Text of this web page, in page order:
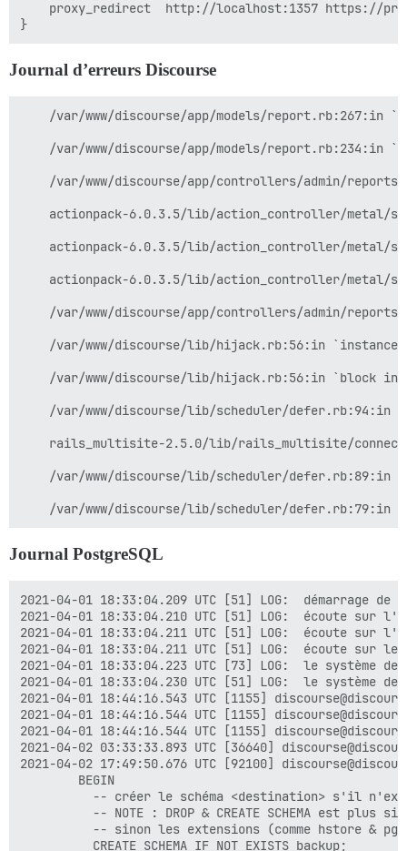
expose:
params:
  db_default_text_search_config: "pg_catalog.english"
## Définir db_shared_buffers à 1/3 de la mémoire
## sur une installation de 1 Go, réglez à 128 Mo
  db_shared_buffers: "512MB"
## Quelle révision Git ce conteneur doit-il
  #version: tests-passed
  LANG: en_US.UTF-8
## TODO : Combien de requêtes web simultanées sont
## Avec 2 Go, nous recommandons 3-4 workers, avec
  UNICORN_WORKERS: 3
## lors de l'inscription initiale, exemple
DISCOURSE_DEVELOPER_EMAILS:
  ##
## TODO : Le nom de domaine auquel cette instance
  DISCOURSE_RELATIVE_URL_ROOT: /ask
DISCOURSE_HOSTNAME: "privitevps.ga" # changez ce
## TODO : Le serveur de messagerie que cette
proxy_redirect  http://localhost:1357 https://
Journal d’erreurs Discourse
/var/www/discourse/app/models/report.rb:267:in
/var/www/discourse/app/models/report.rb:234:in
/var/www/discourse/app/controllers/admin/
actionpack-6.0.3.5/lib/action_controller/metal/
actionpack-6.0.3.5/lib/action_controller/metal/
actionpack-6.0.3.5/lib/action_controller/metal/
/var/www/discourse/app/controllers/admin/
/var/www/discourse/lib/hijack.rb:56:in
/var/www/discourse/lib/hijack.rb:56:in `block in
/var/www/discourse/lib/scheduler/defer.rb:94:in
rails_multisite-2.5.0/lib/rails_multisite/
/var/www/discourse/lib/scheduler/defer.rb:89:in
Journal PostgreSQL
2021-04-01 18:33:04.209 UTC [51] LOG:  démarrage
2021-04-01 18:33:04.210 UTC [51] LOG:  écoute sur
2021-04-01 18:33:04.211 UTC [51] LOG:  écoute sur
2021-04-01 18:33:04.211 UTC [51] LOG:  écoute sur
2021-04-01 18:33:04.223 UTC [73] LOG:  le système
2021-04-01 18:33:04.230 UTC [51] LOG:  le système
2021-04-01 18:44:16.543 UTC [1155]
2021-04-01 18:44:16.544 UTC [1155]
2021-04-01 18:44:16.544 UTC [1155]
2021-04-02 03:33:33.893 UTC [36640]
2021-04-02 17:49:50.676 UTC [92100]
        BEGIN
-- créer le schéma <destination> s'il
-- NOTE : DROP & CREATE SCHEMA est plus
-- sinon les extensions (comme hstore &
          CREATE SCHEMA IF NOT EXISTS backup;